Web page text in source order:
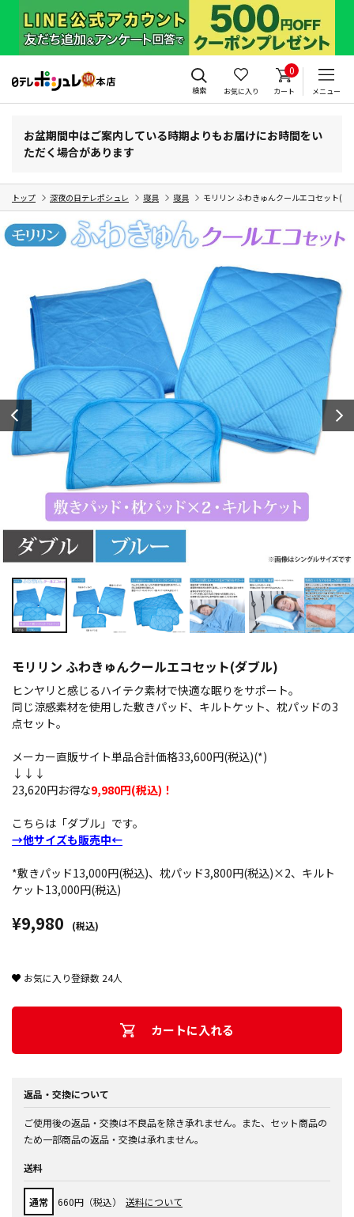
検索 お気に入り
0
カート メニュー
お盆期間中はご案内している時期よりもお届けにお時間をい
ただく場合があります
トップ 深夜の日テレポシュレ 寝具 寝具 モリリン ふわきゅんクールエコセット(ダ
モリリン ふわきゅんクールエコセット(ダブル)
ヒンヤリと感じるハイテク素材で快適な眠りをサポート。
同じ涼感素材を使用した敷きパッド、キルトケット、枕パッドの3
点セット。
メーカー直販サイト単品合計価格33,600円(税込)(*)
↓↓↓
23,620円お得な9,980円(税込)！
こちらは「ダブル」です。
→他サイズも販売中←
*敷きパッド13,000円(税込)、枕パッド3,800円(税込)×2、キルト
ケット13,000円(税込)
¥9,980 (税込)
お気に入り登録数 24人
カートに入れる
返品・交換について
ご使用後の返品・交換は不良品を除き承れません。また、セット商品の
ため一部商品の返品・交換は承れません。
送料
通常 660円（税込） 送料について